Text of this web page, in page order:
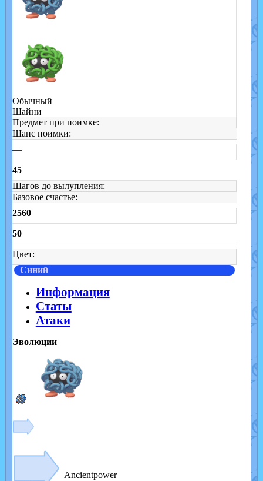
Обычный
Шайни
Предмет при поимке:
Шанс поимки:
—
45
Шагов до вылупления:
Базовое счастье:
2560
50
Цвет:
Синий
Информация
Статы
Атаки
Эволюции
Ancientpower